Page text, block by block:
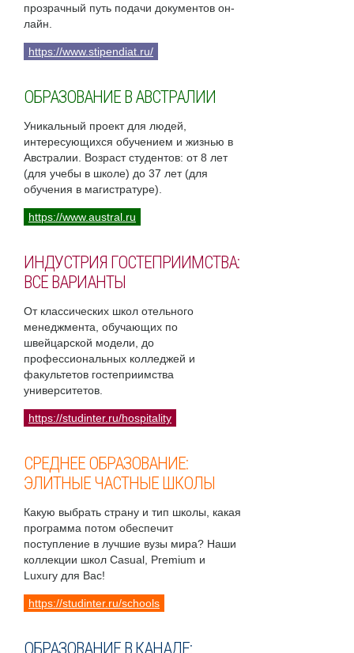
прозрачный путь подачи документов он-
лайн.
https://www.stipendiat.ru/
ОБРАЗОВАНИЕ В АВСТРАЛИИ
Уникальный проект для людей,
интересующихся обучением и жизнью в
Австралии. Возраст студентов: от 8 лет
(для учебы в школе) до 37 лет (для
обучения в магистратуре).
https://www.austral.ru
ИНДУСТРИЯ ГОСТЕПРИИМСТВА:
ВСЕ ВАРИАНТЫ
От классических школ отельного
менеджмента, обучающих по
швейцарской модели, до
профессиональных колледжей и
факультетов гостеприимства
университетов.
https://studinter.ru/hospitality
СРЕДНЕЕ ОБРАЗОВАНИЕ:
ЭЛИТНЫЕ ЧАСТНЫЕ ШКОЛЫ
Какую выбрать страну и тип школы, какая
программа потом обеспечит
поступление в лучшие вузы мира? Наши
коллекции школ Casual, Premium и
Luxury для Вас!
https://studinter.ru/schools
ОБРАЗОВАНИЕ В КАНАДЕ: